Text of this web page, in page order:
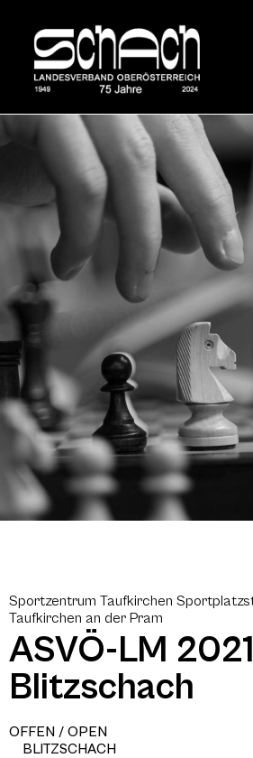
Sportzentrum Taufkirchen
Taufkirchen an der Pram
ASVÖ-LM
Blitzschach
OFFEN / OPEN
BLITZSCHACH